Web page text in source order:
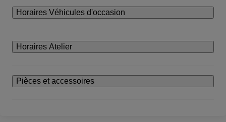
Horaires Véhicules d'occasion
Horaires Atelier
Pièces et accessoires